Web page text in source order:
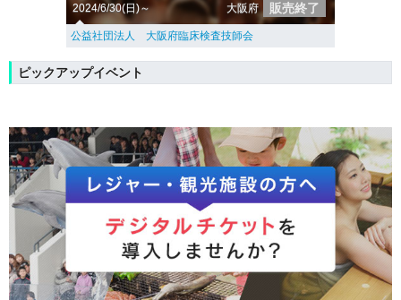
2024/6/30(日)～ 大阪府 販売終了
公益社団法人 大阪府臨床検査技師会
ピックアップイベント